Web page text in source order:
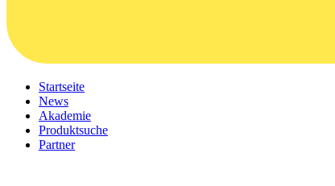
Startseite
News
Akademie
Produktsuche
Partner